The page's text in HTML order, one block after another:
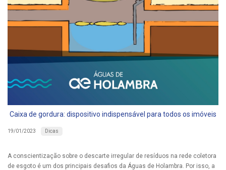
Caixa de gordura: dispositivo indispensável para todos os imóveis
19/01/2023 Dicas
A conscientização sobre o descarte irregular de resíduos na rede coletora
de esgoto é um dos principais desafios da Águas de Holambra. Por isso, a